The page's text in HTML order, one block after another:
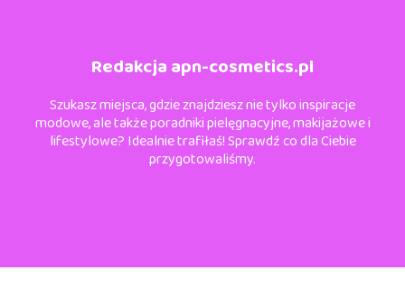
Redakcja apn-cosmetics.pl
Szukasz miejsca, gdzie znajdziesz nie tylko inspiracje
modowe, ale także poradniki pielęgnacyjne, makijażowe i
lifestylowe? Idealnie trafiłaś! Sprawdź co dla Ciebie
przygotowaliśmy.